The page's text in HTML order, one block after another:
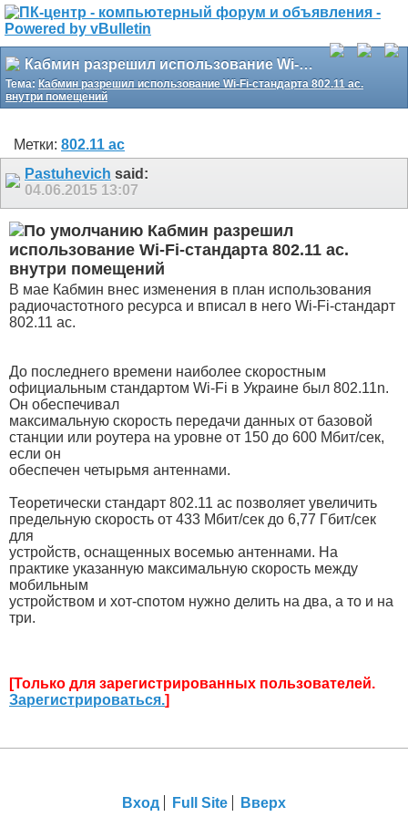
Кабмин разрешил использование Wi-Fi-стандарта 802.11 ac. внутри помещений
Тема: Кабмин разрешил использование Wi-Fi-стандарта 802.11 ac.
внутри помещений
Метки: 802.11 ac
Pastuhevich said:
04.06.2015 13:07
Кабмин разрешил
использование Wi-Fi-стандарта 802.11 ac.
внутри помещений
В мае Кабмин внес изменения в план использования
радиочастотного ресурса и вписал в него Wi-Fi-стандарт
802.11 ac.
До последнего времени наиболее скоростным
официальным стандартом Wi-Fi в Украине был 802.11n.
Он обеспечивал
максимальную скорость передачи данных от базовой
станции или роутера на уровне от 150 до 600 Мбит/сек,
если он
обеспечен четырьмя антеннами.
Теоретически стандарт 802.11 ас позволяет увеличить
предельную скорость от 433 Мбит/сек до 6,77 Гбит/сек
для
устройств, оснащенных восемью антеннами. На
практике указанную максимальную скорость между
мобильным
устройством и хот-спотом нужно делить на два, а то и на
три.
[Только для зарегистрированных пользователей.
Зарегистрироваться.]
Вход Full Site Вверх